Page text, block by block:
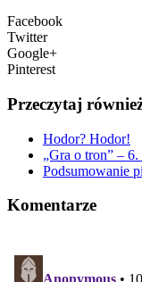
Facebook
Twitter
Google+
Pinterest
Przeczytaj
Hodor? Hodor!
„Gra o tron” –
Podsumowanie
Komentarze